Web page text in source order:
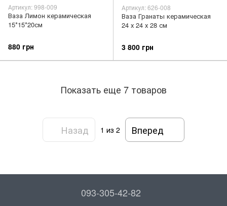
Артикул: 998-009
Ваза Лимон керамическая
15*15*20см
880 грн
Артикул: 626-008
Ваза Гранаты керамическая
24 х 24 х 28 см
3 800 грн
Показать еще 7 товаров
Назад 1 из 2 Вперед
093-305-42-82